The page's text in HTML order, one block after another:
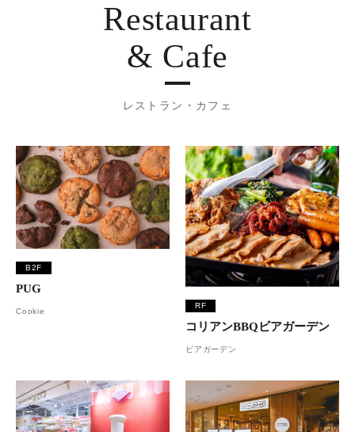
Restaurant
& Cafe
レストラン・カフェ
B2F
PUG
Cookie
RF
コリアンBBQビアガーデン
ビアガーデン